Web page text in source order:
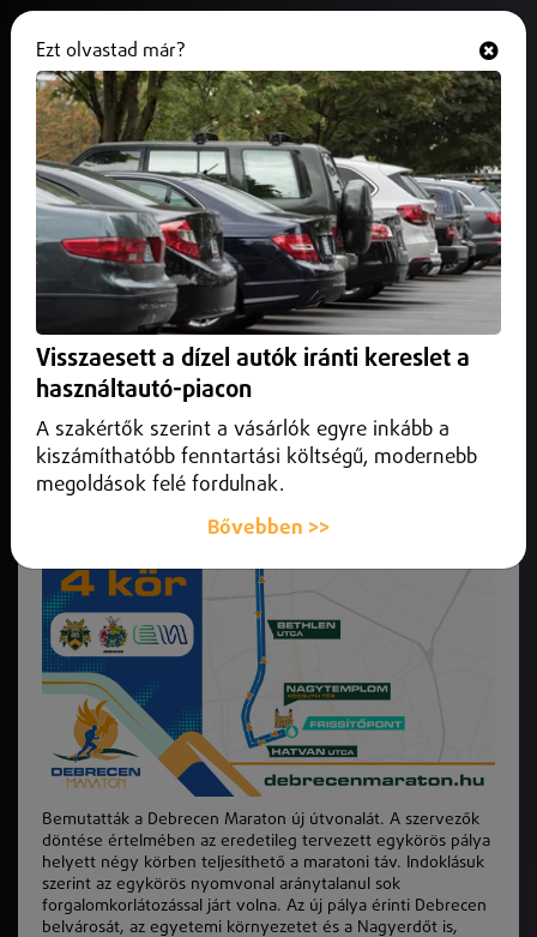
Négykörös lesz a Debrecen
Maraton
2026. március 01.Debrecen
Bemutatták a Debrecen Maraton új útvonalát.
Bemutatták a Debrecen Maraton új útvonalát. A szervezők
döntése értelmében az eredetileg tervezett egykörös pálya
helyett négy körben teljesíthető a maratoni táv. Indoklásuk
szerint az egykörös nyomvonal aránytalanul sok
forgalomkorlátozással járt volna. Az új pálya érinti Debrecen
belvárosát, az egyetemi környezetet és a Nagyerdőt is,
Ezt olvastad már?
Visszaesett a dízel autók iránti kereslet a
használtautó-piacon
A szakértők szerint a vásárlók egyre inkább a
kiszámíthatóbb fenntartási költségű, modernebb
megoldások felé fordulnak.
Bővebben >>